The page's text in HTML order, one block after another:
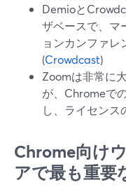
Demioと
ザベースで、マ
ョンカンファレ
(Crowdcast)
Zoomは非常に
が、Chromeで
し、ライセンス
Chrome向け
アで最も重要